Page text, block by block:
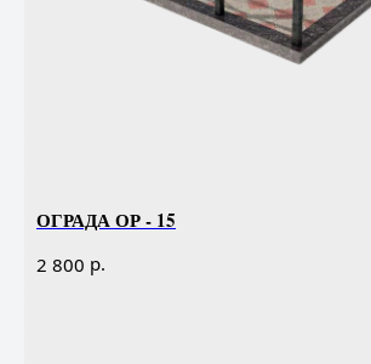
ОГРАДА ОР - 15
2 800 р.